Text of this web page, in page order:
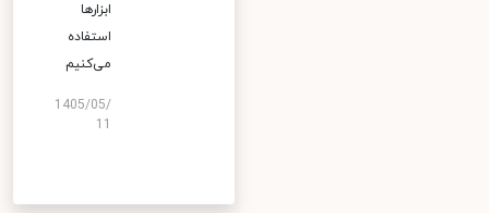
ابزارها
استفاده
می‌کنیم
1405/05/